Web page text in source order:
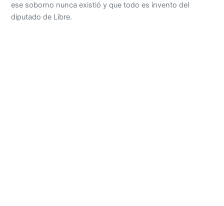
ese soborno nunca existió y que todo es invento del
diputado de Libre.